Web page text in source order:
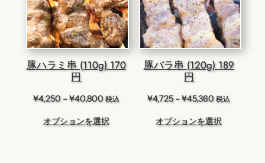
豚ハラミ串 (110g) 170
円
¥4,250 –¥40,800価
帯:
税込
オプションを選択
豚バラ串 (120g) 189
円
¥4,725 –¥45,360価
帯:
税込
オプションを選択